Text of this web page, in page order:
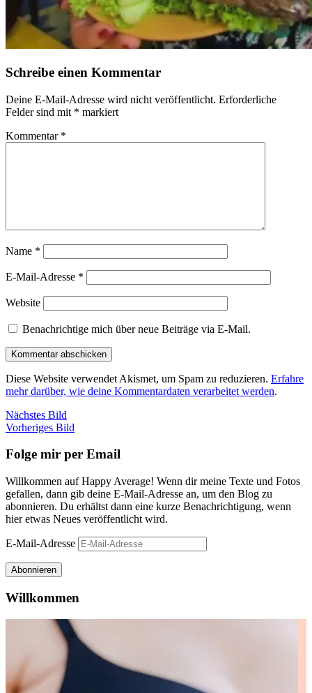
Schreibe einen Kommentar
Deine E-Mail-Adresse wird nicht veröffentlicht. Erforderliche
Felder sind mit * markiert
Kommentar *
Name *
E-Mail-Adresse *
Website
Benachrichtige mich über neue Beiträge via E-Mail.
Diese Website verwendet Akismet, um Spam zu reduzieren. Erfahre
mehr darüber, wie deine Kommentardaten verarbeitet werden.
Nächstes Bild
Vorheriges Bild
Folge mir per Email
Willkommen auf Happy Average! Wenn dir meine Texte und Fotos
gefallen, dann gib deine E-Mail-Adresse an, um den Blog zu
abonnieren. Du erhältst dann eine kurze Benachrichtigung, wenn
hier etwas Neues veröffentlicht wird.
E-Mail-Adresse
Abonnieren
Willkommen